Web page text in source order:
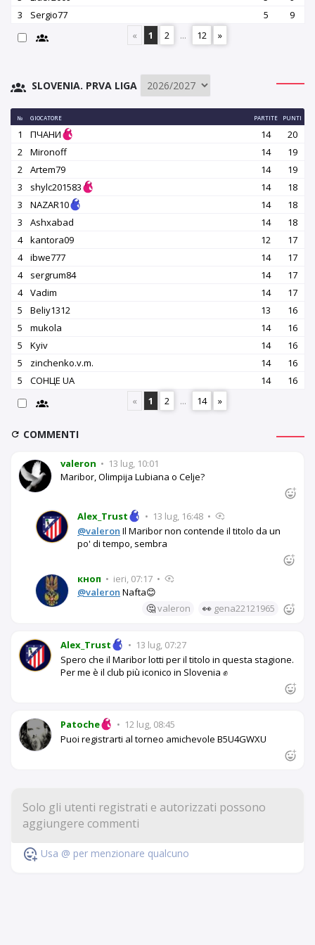
3
Sergio77 5
9
«
1 2 ... 12 »
SLOVENIA. PRVA LIGA
№ GIOCATORE PARTITE PUNTI
1 ПЧАНИ 14
20
2
Mironoff 14
19
2
Artem79 14
19
3
shylc201583 14
18
3
NAZAR10 14
18
3
Ashxabad 14
18
4
kantora09 12
17
4
ibwe777 14
17
4
sergrum84 14
17
4
Vadim 14
17
5
Beliy1312 13
16
5
mukola 14
16
5
Kyiv 14
16
5
zinchenko.v.m. 14
16
5
СОНЦЕ UA 14
16
«
1 2 ... 14 »
COMMENTI
valeron • 13 lug, 10:01
Maribor, Olimpija Lubiana o Celje?
Alex_Trust • 13 lug, 16:48 •
@valeron Il Maribor non contende il titolo da un
po' di tempo, sembra
кноп • ieri, 07:17 •
@valeron Nafta😊
🤔valeron 👀 gena22121965
Alex_Trust • 13 lug, 07:27
Spero che il Maribor lotti per il titolo in questa stagione.
Per me è il club più iconico in Slovenia ✊
Patoche • 12 lug, 08:45
Puoi registrarti al torneo amichevole B5U4GWXU
Usa @ per menzionare qualcuno